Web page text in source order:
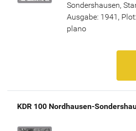
Sondershausen,
Ausgabe: 1941,
plano
KDR 100 Nordhausen-